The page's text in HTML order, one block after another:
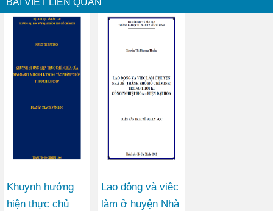
BÀI VIẾT LIÊN QUAN
Khuynh hướng
hiện thực chủ
Lao động và việc
làm ở huyện Nhà